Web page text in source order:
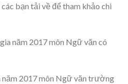
bạn tải về để tham khảo chi
năm 2017 môn Ngữ văn có
2017 môn Ngữ văn trường